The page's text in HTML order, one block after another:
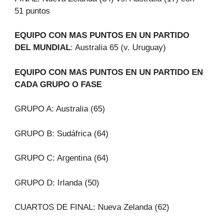
51 puntos
EQUIPO CON MAS PUNTOS EN UN PARTIDO
DEL MUNDIAL: Australia 65 (v. Uruguay)
EQUIPO CON MAS PUNTOS EN UN PARTIDO EN
CADA GRUPO O FASE
GRUPO A: Australia (65)
GRUPO B: Sudáfrica (64)
GRUPO C: Argentina (64)
GRUPO D: Irlanda (50)
CUARTOS DE FINAL: Nueva Zelanda (62)